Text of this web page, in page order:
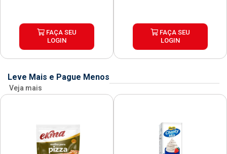
FAÇA SEU
LOGIN
FAÇA SEU
LOGIN
Leve Mais e Pague Menos
Veja mais